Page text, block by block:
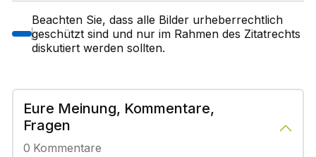
Beachten Sie, dass alle Bilder urheberrechtlich
geschützt sind und nur im Rahmen des Zitatrechts
diskutiert werden sollten.
Eure Meinung, Kommentare,
Fragen
0 Kommentare